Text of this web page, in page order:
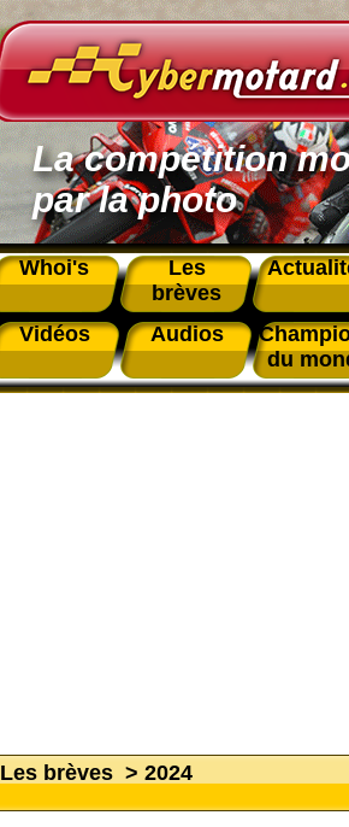
La compétition
par la photo
Whoi's
Les
brèves
Vidéos
Audios
du
Les brèves > 2024